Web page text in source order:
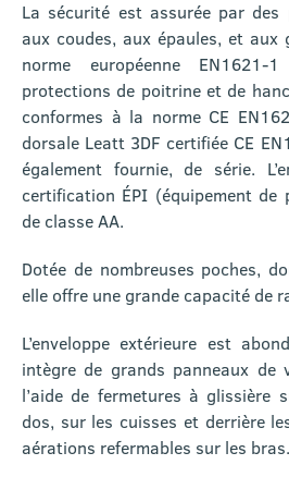
La sécurité est assurée par des
aux coudes, aux épaules, et aux
norme européenne
protections de poitrine et de
conformes à la norme CE
dorsale Leatt 3DF certifiée CE
également fournie, de série.
certification ÉPI (équipement de
de classe AA.
Dotée de nombreuses poches,
elle offre une grande capacité de
L’enveloppe extérieure est
intègre de grands panneaux de
l’aide de fermetures à glissière
dos, sur les cuisses et derrière
aérations refermables sur les bras.